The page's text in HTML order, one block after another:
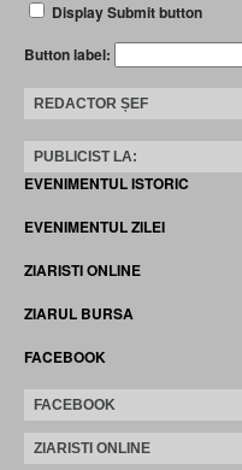
Display Submit button
Button label:
REDACTOR ȘEF
PUBLICIST LA:
EVENIMENTUL ISTORIC
EVENIMENTUL ZILEI
ZIARISTI ONLINE
ZIARUL BURSA
FACEBOOK
FACEBOOK
ZIARISTI ONLINE